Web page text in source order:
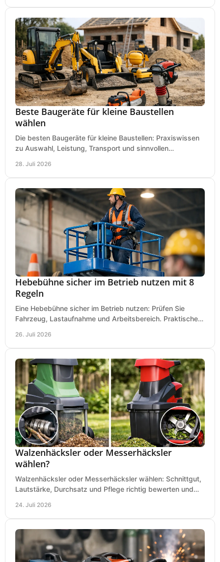
Beste Baugeräte für kleine Baustellen
wählen
Die besten Baugeräte für kleine Baustellen: Praxiswissen
zu Auswahl, Leistung, Transport und sinnvollen
28. Juli 2026
Hebebühne sicher im Betrieb nutzen mit 8
Regeln
Eine Hebebühne sicher im Betrieb nutzen: Prüfen Sie
Fahrzeug, Lastaufnahme und Arbeitsbereich. Praktische
26. Juli 2026
Walzenhäcksler oder Messerhäcksler
wählen?
Walzenhäcksler oder Messerhäcksler wählen: Schnittgut,
Lautstärke, Durchsatz und Pflege richtig bewerten und
24. Juli 2026